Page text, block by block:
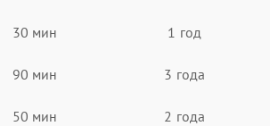
30 мин 1 год
90 мин 3 года
50 мин 2 года